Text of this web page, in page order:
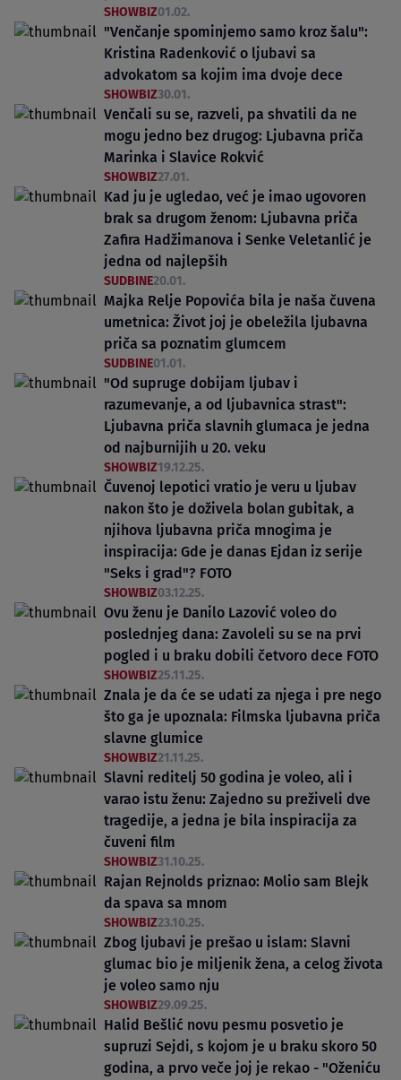
SHOWBIZ01.02.
"Venčanje spominjemo samo kroz šalu":
Kristina Radenković o ljubavi sa
advokatom sa kojim ima dvoje dece
SHOWBIZ30.01.
Venčali su se, razveli, pa shvatili da ne
mogu jedno bez drugog: Ljubavna priča
Marinka i Slavice Rokvić
SHOWBIZ27.01.
Kad ju je ugledao, već je imao ugovoren
brak sa drugom ženom: Ljubavna priča
Zafira Hadžimanova i Senke Veletanlić je
jedna od najlepših
SUDBINE20.01.
Majka Relje Popovića bila je naša čuvena
umetnica: Život joj je obeležila ljubavna
priča sa poznatim glumcem
SUDBINE01.01.
"Od supruge dobijam ljubav i
razumevanje, a od ljubavnica strast":
Ljubavna priča slavnih glumaca je jedna
od najburnijih u 20. veku
SHOWBIZ19.12.25.
Čuvenoj lepotici vratio je veru u ljubav
nakon što je doživela bolan gubitak, a
njihova ljubavna priča mnogima je
inspiracija: Gde je danas Ejdan iz serije
"Seks i grad"? FOTO
SHOWBIZ03.12.25.
Ovu ženu je Danilo Lazović voleo do
poslednjeg dana: Zavoleli su se na prvi
pogled i u braku dobili četvoro dece FOTO
SHOWBIZ25.11.25.
Znala je da će se udati za njega i pre nego
što ga je upoznala: Filmska ljubavna priča
slavne glumice
SHOWBIZ21.11.25.
Slavni reditelj 50 godina je voleo, ali i
varao istu ženu: Zajedno su preživeli dve
tragedije, a jedna je bila inspiracija za
čuveni film
SHOWBIZ31.10.25.
Rajan Rejnolds priznao: Molio sam Blejk
da spava sa mnom
SHOWBIZ23.10.25.
Zbog ljubavi je prešao u islam: Slavni
glumac bio je miljenik žena, a celog života
je voleo samo nju
SHOWBIZ29.09.25.
Halid Bešlić novu pesmu posvetio je
supruzi Sejdi, s kojom je u braku skoro 50
godina, a prvo veče joj je rekao - "Oženiću